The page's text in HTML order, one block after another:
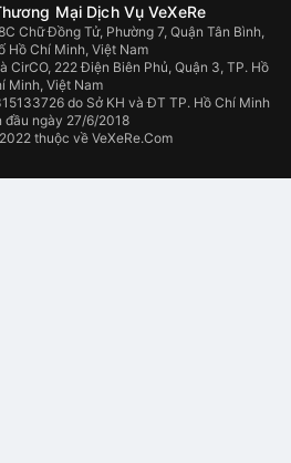
Mại Dịch Vụ VeXeRe
Chữ Đồng Tử, Phường 7, Quận Tân Bình,
Hồ Chí Minh, Việt Nam
CirCO, 222 Điện Biên Phủ, Quận 3, TP. Hồ
Minh, Việt Nam
do Sở KH và ĐT TP. Hồ Chí Minh
đầu ngày 27/6/2018
thuộc về VeXeRe.Com